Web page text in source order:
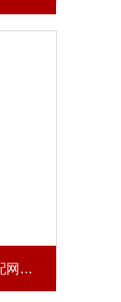
交直流故障一体化试送仪10kV配网线路